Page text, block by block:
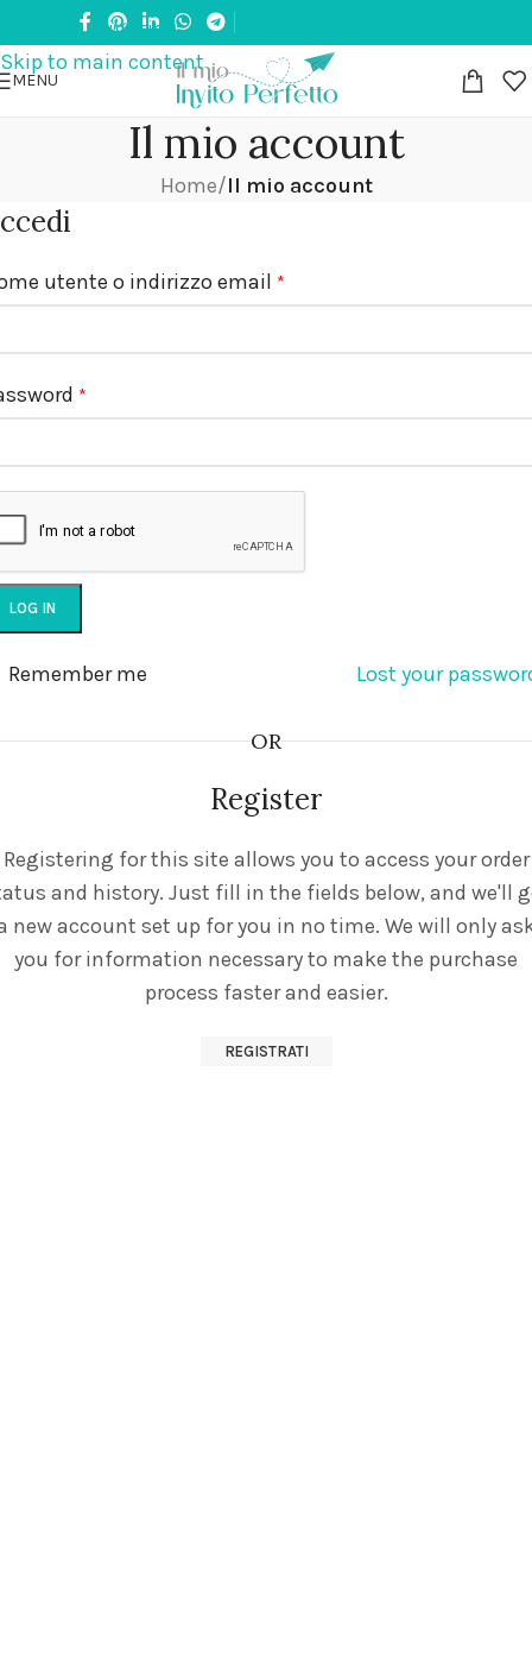
Skip to navigation
Skip to main content
8,90€ in tutta Italia | Paga in 3 rate senza
MENU
Il mio account
Home/Il mio account
utente o indirizzo email *
*
LOG IN
Lost your
Remember me
OR
Register
Registering for this site allows you to access your order
and history. Just fill in the fields below, and we'll
new account set up for you in no time. We will only
you for information necessary to make the purchase
process faster and easier.
REGISTRATI